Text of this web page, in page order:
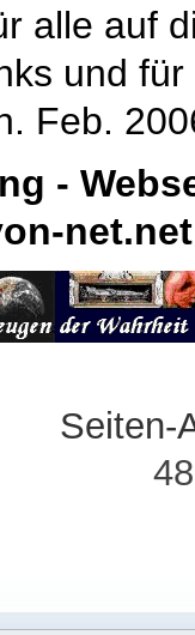
alle auf
und
Feb.
-
net.net
Seiten-